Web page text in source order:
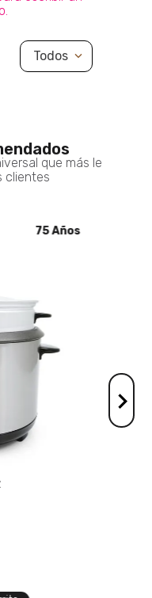
Todos
que más le
clientes
75 Años